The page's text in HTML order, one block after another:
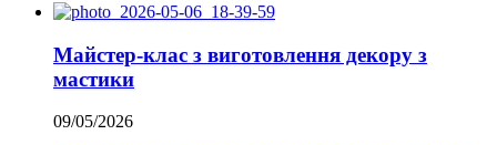
Майстер-клас з виготовлення декору з
мастики
09/05/2026